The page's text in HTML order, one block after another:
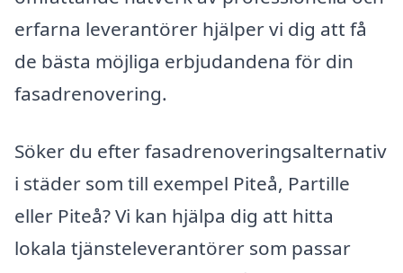
erfarna leverantörer hjälper vi dig att få
de bästa möjliga erbjudandena för din
fasadrenovering.
Söker du efter fasadrenoveringsalternativ
i städer som till exempel Piteå, Partille
eller Piteå? Vi kan hjälpa dig att hitta
lokala tjänsteleverantörer som passar